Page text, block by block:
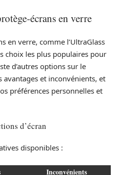
écrans en verre
en verre, comme l’UltraGlass
choix les plus populaires pour
d’autres options sur le
avantages et inconvénients, et
préférences personnelles et
d’écran
disponibles :
Inconvénients